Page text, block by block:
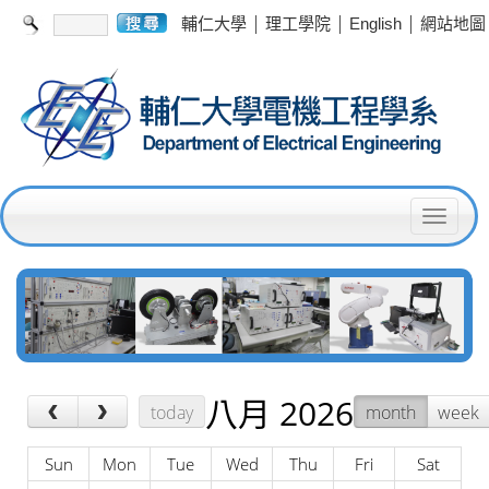
輔仁大學 | 理工學院 | English | 網站地圖
T
g
g
l
n
a
‹ › today 八月 2026 month week
Sun Mon Tue Wed Thu Fri Sat